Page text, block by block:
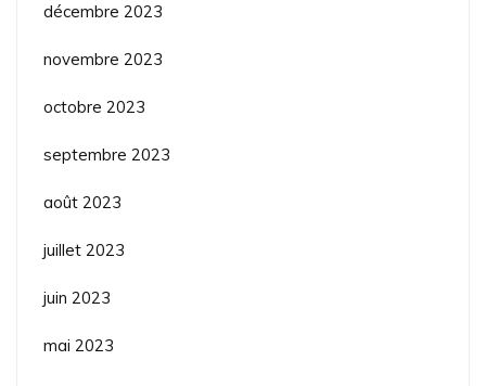
décembre 2023
novembre 2023
octobre 2023
septembre 2023
août 2023
juillet 2023
juin 2023
mai 2023